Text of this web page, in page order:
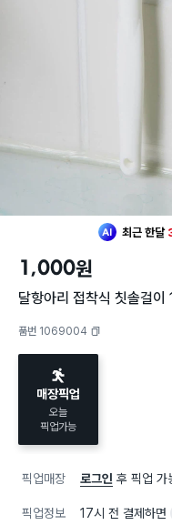
최근 한달
1,000원
달항아리 접착식 칫솔걸이
품번 1069004
매장픽업
오늘
픽업가능
픽업매장 로그인 후 픽업 가
픽업정보 17시 전 결제하면